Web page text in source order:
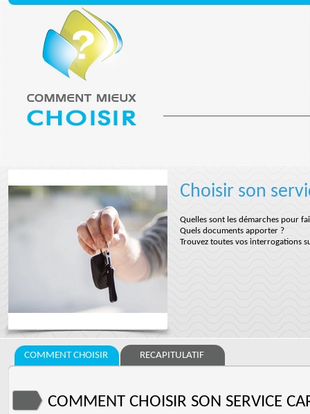
Choisir son
Quelles sont les démarches pour
Quels documents apporter ?
Trouvez toutes vos interrogations
COMMENT CHOISIR RECAPITULATIF
COMMENT CHOISIR SON SERVICE